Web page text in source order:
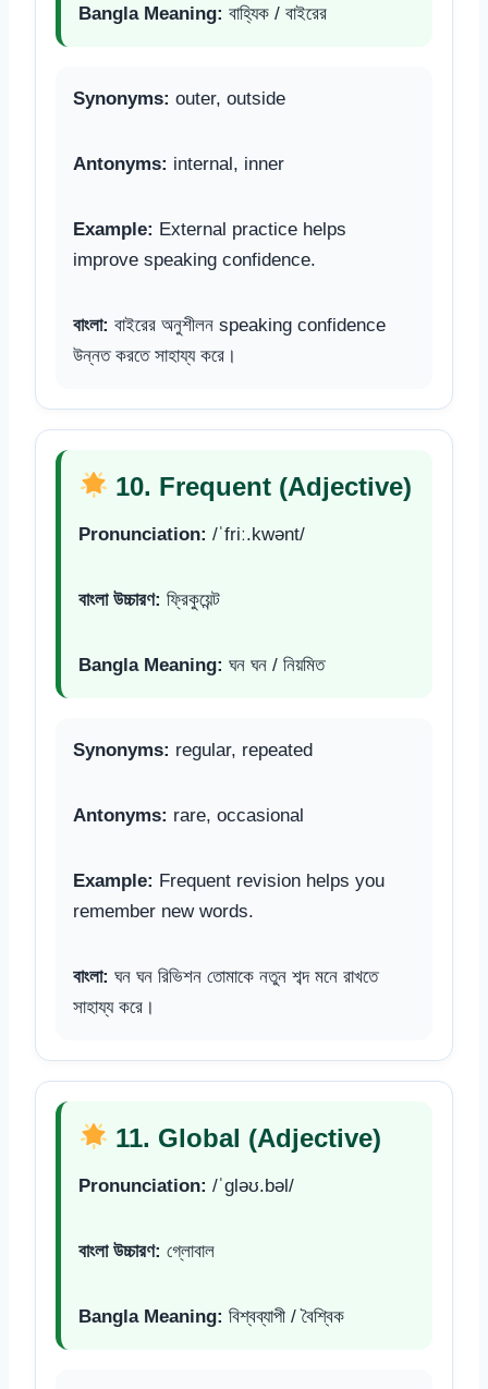
Bangla Meaning: বাহ্যিক / বাইরের
Synonyms: outer, outside
Antonyms: internal, inner
Example: External practice helps
improve speaking confidence.
বাংলা: বাইরের অনুশীলন speaking confidence
উন্নত করতে সাহায্য করে।
10. Frequent (Adjective)
Pronunciation: /ˈfriː.kwənt/
বাংলা উচ্চারণ: ফ্রিকুয়েন্ট
Bangla Meaning: ঘন ঘন / নিয়মিত
Synonyms: regular, repeated
Antonyms: rare, occasional
Example: Frequent revision helps you
remember new words.
বাংলা: ঘন ঘন রিভিশন তোমাকে নতুন শব্দ মনে রাখতে
সাহায্য করে।
11. Global (Adjective)
Pronunciation: /ˈɡləʊ.bəl/
বাংলা উচ্চারণ: গ্লোবাল
Bangla Meaning: বিশ্বব্যাপী / বৈশ্বিক